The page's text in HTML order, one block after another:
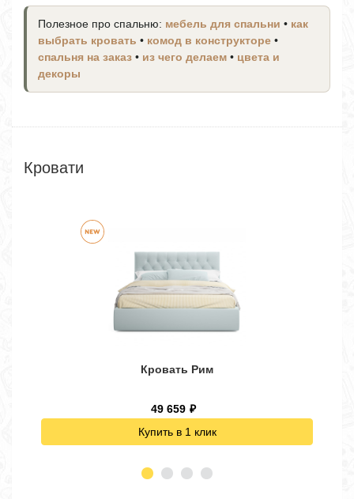
Полезное про спальню: мебель для спальни • как
выбрать кровать • комод в конструкторе •
спальня на заказ • из чего делаем • цвета и
декоры
Кровати
Кровать Рим
49 659 ₽
Купить в 1 клик